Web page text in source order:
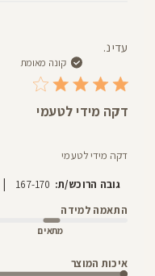
עדי נ.
קונה מאומת
דקה מידי לטעמי
דקה מידי לטעמי
גובה הרוכש/ת: 167-170
התאמה למידה
מתאים
איכות המוצר